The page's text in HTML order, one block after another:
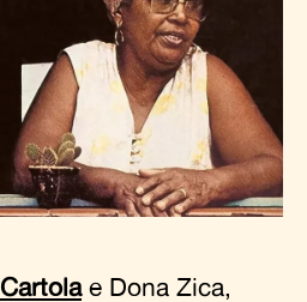
Cartolae Dona Zica,